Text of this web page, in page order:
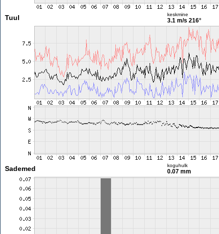
Tuul keskmine
3.1 m/s 216°
Sademed koguhulk
0.07 mm